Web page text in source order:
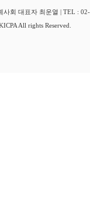
회 대표자 최운열 | TEL :
All rights Reserved.